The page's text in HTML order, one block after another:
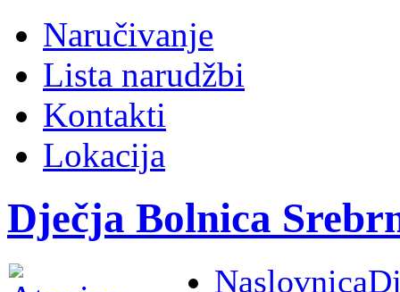
Naručivanje
Lista narudžbi
Kontakti
Lokacija
Dječja Bolnica
Naslovnica